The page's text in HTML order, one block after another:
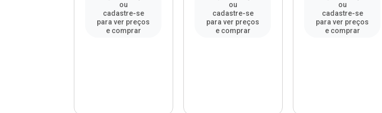
ou
cadastre-se
para ver preços
e comprar
ou
cadastre-se
para ver preços
e comprar
ou
cadastre-se
para ver preços
e comprar